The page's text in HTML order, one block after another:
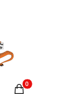
Produkty w